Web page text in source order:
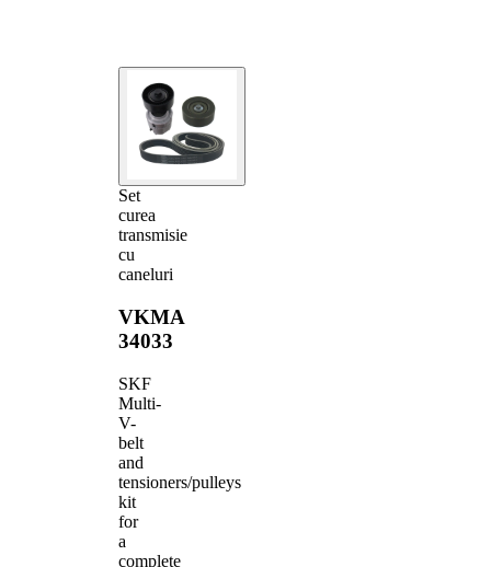
Set
curea
transmisie
cu
caneluri
VKMA
34033
SKF
Multi-
V-
belt
and
tensioners/pulleys
kit
for
a
complete